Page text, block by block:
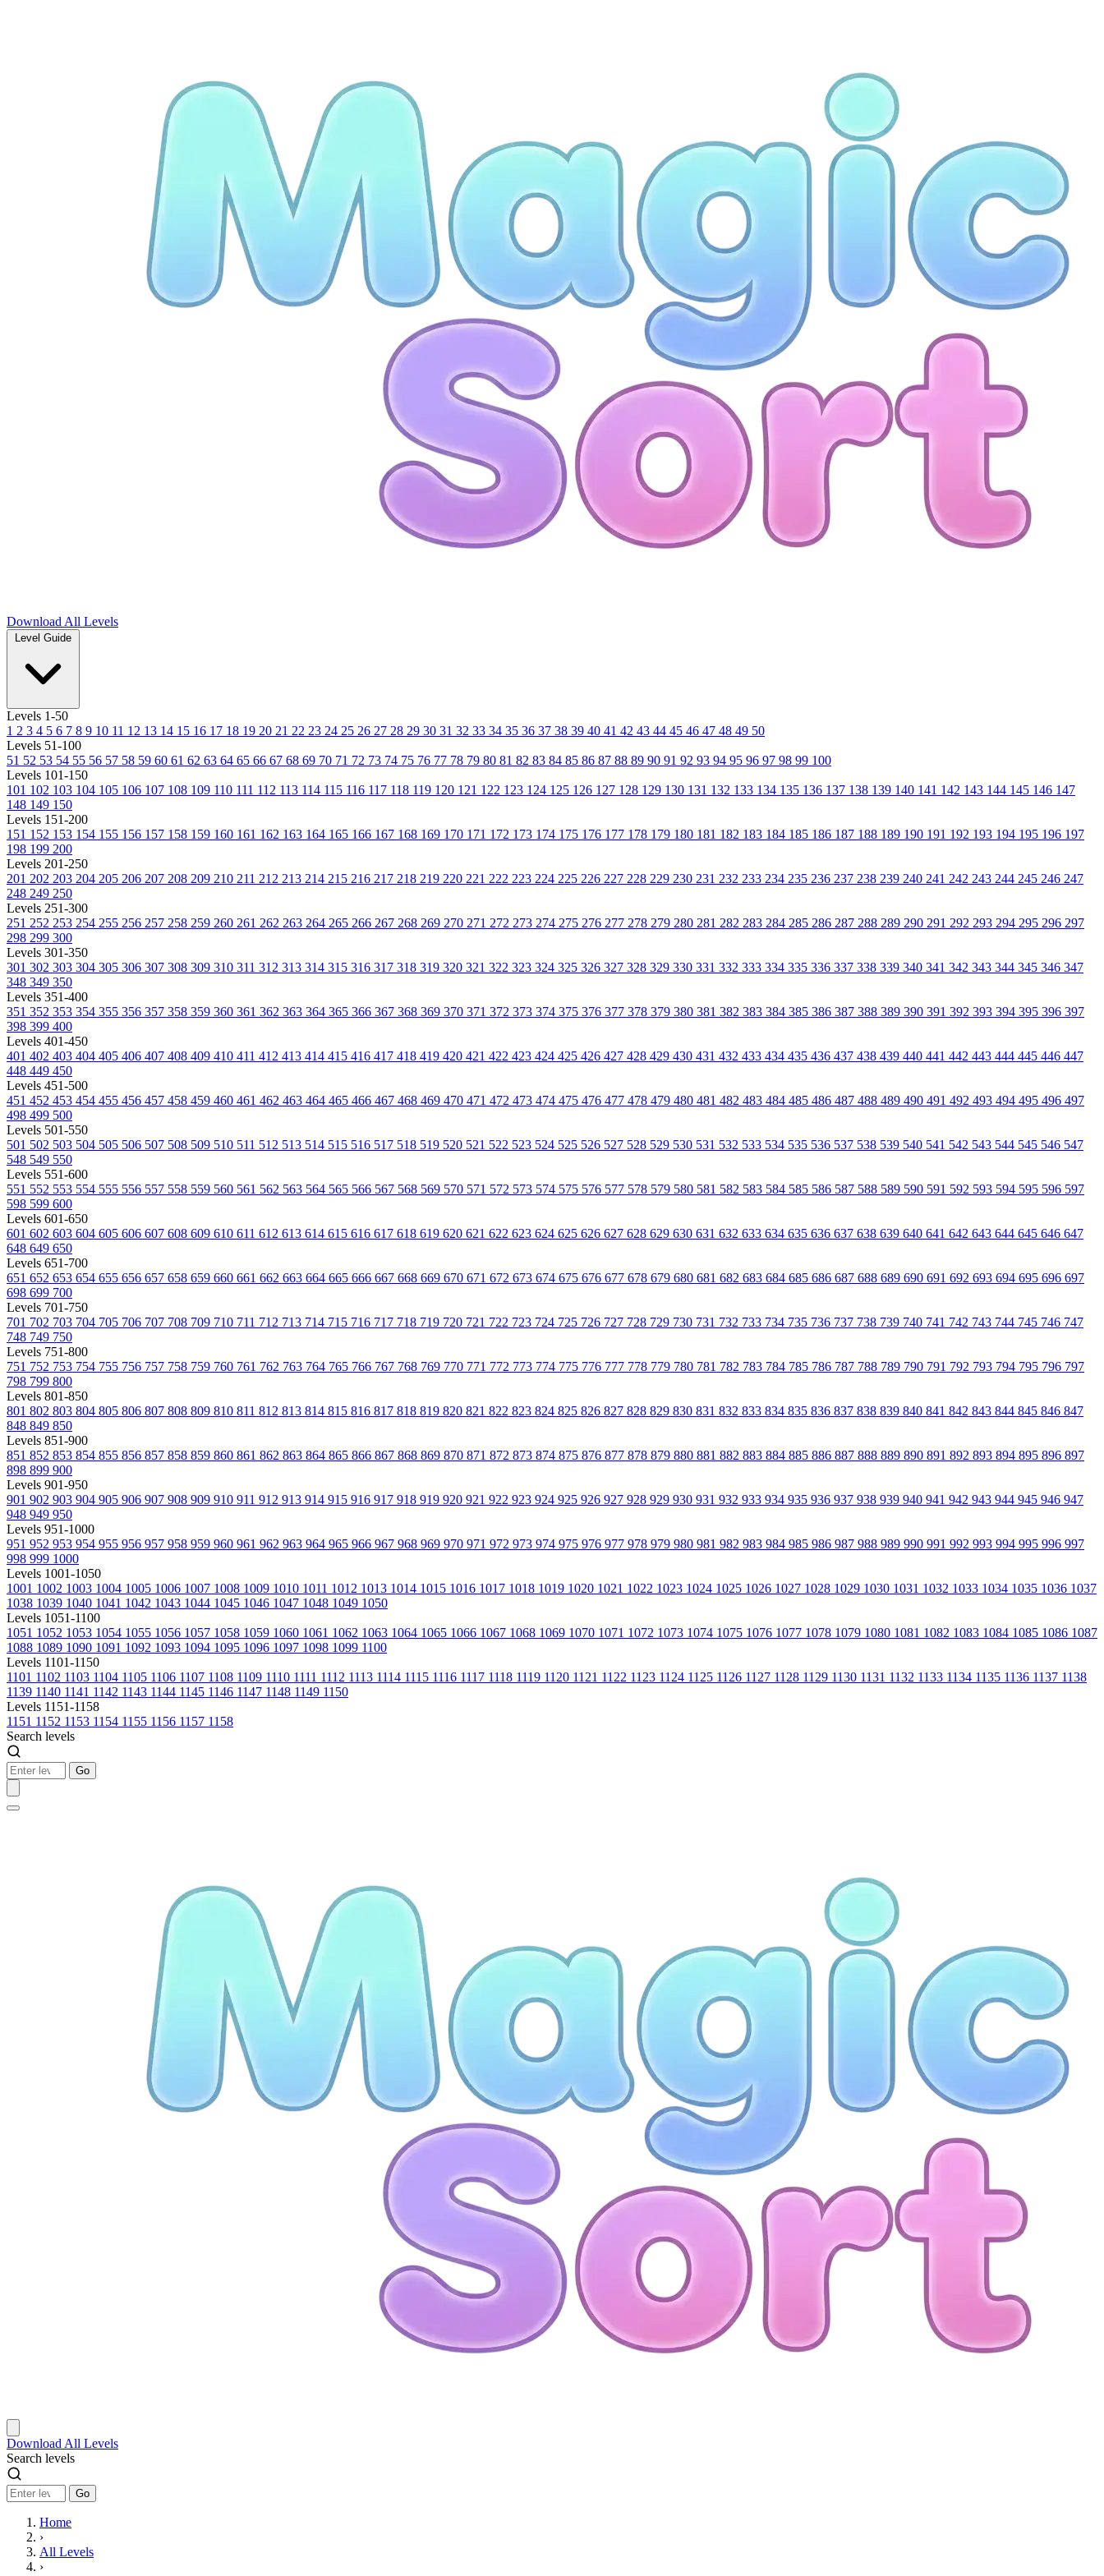
Download All Levels
Level Guide
Levels 1-50
1 2 3 4 5 6 7 8 9 10 11 12 13 14 15 16 17 18 19 20 21 22 23 24 25 26 27 28 29 30 31 32 33 34 35 36 37 38 39 40 41 42 43 44 45 46 47 48 49 50
Levels 51-100
51 52 53 54 55 56 57 58 59 60 61 62 63 64 65 66 67 68 69 70 71 72 73 74 75 76 77 78 79 80 81 82 83 84 85 86 87 88 89 90 91 92 93 94 95 96 97 98 99 100
Levels 101-150
101 102 103 104 105 106 107 108 109 110 111 112 113 114 115 116 117 118 119 120 121 122 123 124 125 126 127 128 129 130 131 132 133 134 135 136 137 138 139 140 141 142 143 144 145 146 147
148 149 150
Levels 151-200
151 152 153 154 155 156 157 158 159 160 161 162 163 164 165 166 167 168 169 170 171 172 173 174 175 176 177 178 179 180 181 182 183 184 185 186 187 188 189 190 191 192 193 194 195 196 197
198 199 200
Levels 201-250
201 202 203 204 205 206 207 208 209 210 211 212 213 214 215 216 217 218 219 220 221 222 223 224 225 226 227 228 229 230 231 232 233 234 235 236 237 238 239 240 241 242 243 244 245 246 247
248 249 250
Levels 251-300
251 252 253 254 255 256 257 258 259 260 261 262 263 264 265 266 267 268 269 270 271 272 273 274 275 276 277 278 279 280 281 282 283 284 285 286 287 288 289 290 291 292 293 294 295 296 297
298 299 300
Levels 301-350
301 302 303 304 305 306 307 308 309 310 311 312 313 314 315 316 317 318 319 320 321 322 323 324 325 326 327 328 329 330 331 332 333 334 335 336 337 338 339 340 341 342 343 344 345 346 347
348 349 350
Levels 351-400
351 352 353 354 355 356 357 358 359 360 361 362 363 364 365 366 367 368 369 370 371 372 373 374 375 376 377 378 379 380 381 382 383 384 385 386 387 388 389 390 391 392 393 394 395 396 397
398 399 400
Levels 401-450
401 402 403 404 405 406 407 408 409 410 411 412 413 414 415 416 417 418 419 420 421 422 423 424 425 426 427 428 429 430 431 432 433 434 435 436 437 438 439 440 441 442 443 444 445 446 447
448 449 450
Levels 451-500
451 452 453 454 455 456 457 458 459 460 461 462 463 464 465 466 467 468 469 470 471 472 473 474 475 476 477 478 479 480 481 482 483 484 485 486 487 488 489 490 491 492 493 494 495 496 497
498 499 500
Levels 501-550
501 502 503 504 505 506 507 508 509 510 511 512 513 514 515 516 517 518 519 520 521 522 523 524 525 526 527 528 529 530 531 532 533 534 535 536 537 538 539 540 541 542 543 544 545 546 547
548 549 550
Levels 551-600
551 552 553 554 555 556 557 558 559 560 561 562 563 564 565 566 567 568 569 570 571 572 573 574 575 576 577 578 579 580 581 582 583 584 585 586 587 588 589 590 591 592 593 594 595 596 597
598 599 600
Levels 601-650
601 602 603 604 605 606 607 608 609 610 611 612 613 614 615 616 617 618 619 620 621 622 623 624 625 626 627 628 629 630 631 632 633 634 635 636 637 638 639 640 641 642 643 644 645 646 647
648 649 650
Levels 651-700
651 652 653 654 655 656 657 658 659 660 661 662 663 664 665 666 667 668 669 670 671 672 673 674 675 676 677 678 679 680 681 682 683 684 685 686 687 688 689 690 691 692 693 694 695 696 697
698 699 700
Levels 701-750
701 702 703 704 705 706 707 708 709 710 711 712 713 714 715 716 717 718 719 720 721 722 723 724 725 726 727 728 729 730 731 732 733 734 735 736 737 738 739 740 741 742 743 744 745 746 747
748 749 750
Levels 751-800
751 752 753 754 755 756 757 758 759 760 761 762 763 764 765 766 767 768 769 770 771 772 773 774 775 776 777 778 779 780 781 782 783 784 785 786 787 788 789 790 791 792 793 794 795 796 797
798 799 800
Levels 801-850
801 802 803 804 805 806 807 808 809 810 811 812 813 814 815 816 817 818 819 820 821 822 823 824 825 826 827 828 829 830 831 832 833 834 835 836 837 838 839 840 841 842 843 844 845 846 847
848 849 850
Levels 851-900
851 852 853 854 855 856 857 858 859 860 861 862 863 864 865 866 867 868 869 870 871 872 873 874 875 876 877 878 879 880 881 882 883 884 885 886 887 888 889 890 891 892 893 894 895 896 897
898 899 900
Levels 901-950
901 902 903 904 905 906 907 908 909 910 911 912 913 914 915 916 917 918 919 920 921 922 923 924 925 926 927 928 929 930 931 932 933 934 935 936 937 938 939 940 941 942 943 944 945 946 947
948 949 950
Levels 951-1000
951 952 953 954 955 956 957 958 959 960 961 962 963 964 965 966 967 968 969 970 971 972 973 974 975 976 977 978 979 980 981 982 983 984 985 986 987 988 989 990 991 992 993 994 995 996 997
998 999 1000
Levels 1001-1050
1001 1002 1003 1004 1005 1006 1007 1008 1009 1010 1011 1012 1013 1014 1015 1016 1017 1018 1019 1020 1021 1022 1023 1024 1025 1026 1027 1028 1029 1030 1031 1032 1033 1034 1035 1036 1037
1038 1039 1040 1041 1042 1043 1044 1045 1046 1047 1048 1049 1050
Levels 1051-1100
1051 1052 1053 1054 1055 1056 1057 1058 1059 1060 1061 1062 1063 1064 1065 1066 1067 1068 1069 1070 1071 1072 1073 1074 1075 1076 1077 1078 1079 1080 1081 1082 1083 1084 1085 1086 1087
1088 1089 1090 1091 1092 1093 1094 1095 1096 1097 1098 1099 1100
Levels 1101-1150
1101 1102 1103 1104 1105 1106 1107 1108 1109 1110 1111 1112 1113 1114 1115 1116 1117 1118 1119 1120 1121 1122 1123 1124 1125 1126 1127 1128 1129 1130 1131 1132 1133 1134 1135 1136 1137 1138
1139 1140 1141 1142 1143 1144 1145 1146 1147 1148 1149 1150
Levels 1151-1158
1151 1152 1153 1154 1155 1156 1157 1158
Search levels
Go
Download All Levels
Search levels
Go
Home
›
All Levels
›